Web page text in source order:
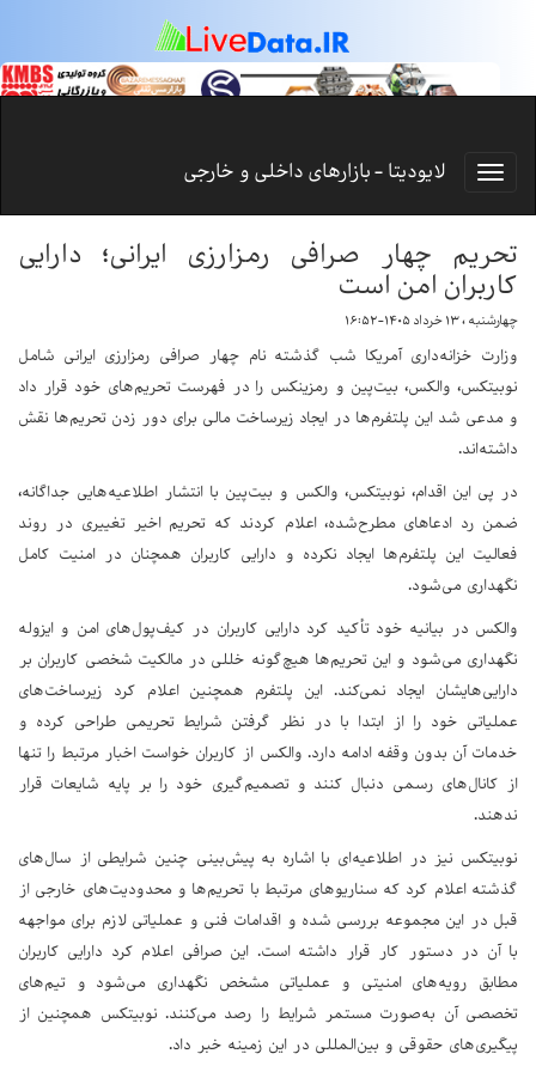
لایودیتا - بازارهای داخلی و خارجی
تحریم چهار صرافی رمزارزی ایرانی؛ دارایی
کاربران امن است
چهارشنبه ، ۱۳ خرداد ۱۴۰۵-۱۶:۵۲
وزارت خزانه‌داری آمریکا شب گذشته نام چهار صرافی رمزارزی ایرانی شامل
نوبیتکس، والکس، بیت‌پین و رمزینکس را در فهرست تحریم‌های خود قرار داد
و مدعی شد این پلتفرم‌ها در ایجاد زیرساخت مالی برای دور زدن تحریم‌ها نقش
داشته‌اند.
در پی این اقدام، نوبیتکس، والکس و بیت‌پین با انتشار اطلاعیه‌هایی جداگانه،
ضمن رد ادعاهای مطرح‌شده، اعلام کردند که تحریم اخیر تغییری در روند
فعالیت این پلتفرم‌ها ایجاد نکرده و دارایی کاربران همچنان در امنیت کامل
نگهداری می‌شود.
والکس در بیانیه خود تأکید کرد دارایی کاربران در کیف‌پول‌های امن و ایزوله
نگهداری می‌شود و این تحریم‌ها هیچ‌گونه خللی در مالکیت شخصی کاربران بر
دارایی‌هایشان ایجاد نمی‌کند. این پلتفرم همچنین اعلام کرد زیرساخت‌های
عملیاتی خود را از ابتدا با در نظر گرفتن شرایط تحریمی طراحی کرده و
خدمات آن بدون وقفه ادامه دارد. والکس از کاربران خواست اخبار مرتبط را تنها
از کانال‌های رسمی دنبال کنند و تصمیم‌گیری خود را بر پایه شایعات قرار
ندهند.
نوبیتکس نیز در اطلاعیه‌ای با اشاره به پیش‌بینی چنین شرایطی از سال‌های
گذشته اعلام کرد که سناریوهای مرتبط با تحریم‌ها و محدودیت‌های خارجی از
قبل در این مجموعه بررسی شده و اقدامات فنی و عملیاتی لازم برای مواجهه
با آن در دستور کار قرار داشته است. این صرافی اعلام کرد دارایی کاربران
مطابق رویه‌های امنیتی و عملیاتی مشخص نگهداری می‌شود و تیم‌های
تخصصی آن به‌صورت مستمر شرایط را رصد می‌کنند. نوبیتکس همچنین از
پیگیری‌های حقوقی و بین‌المللی در این زمینه خبر داد.